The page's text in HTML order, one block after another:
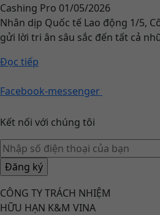
Cashing Pro 01/05/2026
Nhân dịp Quốc tế Lao động 1/5,
gửi lời tri ân sâu sắc đến tất cả
Đọc tiếp
Facebook-messenger
Kết nối với chúng tôi
CÔNG TY TRÁCH NHIỆM
HỮU HẠN K&M VINA